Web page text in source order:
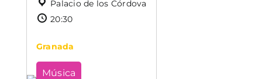
Palacio de los Córdova
20:30
Granada
Música